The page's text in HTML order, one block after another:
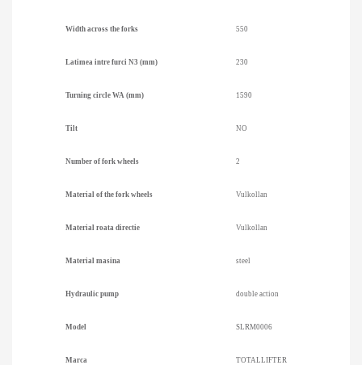
Width across the forks 550
Latimea intre furci N3 (mm) 230
Turning circle WA (mm) 1590
Tilt NO
Number of fork wheels 2
Material of the fork wheels Vulkollan
Material roata directie Vulkollan
Material masina steel
Hydraulic pump double action
Model SLRM0006
Marca TOTALLIFTER